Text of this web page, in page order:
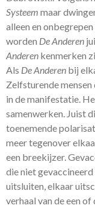
Systeem maar
alleen en
worden De Anderen
Anderen kenmerken
Als De Anderen bij
Zelfsturende mensen
in de manifestatie.
samenwerken. Juist
toenemende
meer tegenover
een breekijzer.
die niet
uitsluiten, elkaar
verhaal van de een of